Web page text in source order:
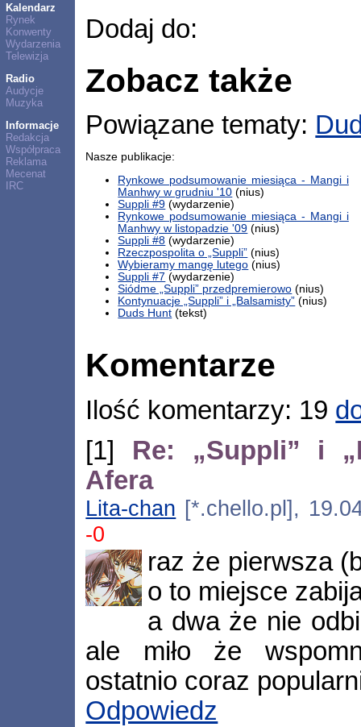
Kalendarz
Rynek
Konwenty
Wydarzenia
Telewizja
Radio
Audycje
Muzyka
Informacje
Redakcja
Współpraca
Reklama
Mecenat
IRC
Dodaj do:
Zobacz także
Powiązane tematy:
Nasze publikacje:
Rynkowe podsumowanie miesiąca - Mangi i
Manhwy w grudniu '10 (nius)
Suppli #9 (wydarzenie)
Rynkowe podsumowanie miesiąca - Mangi i
Manhwy w listopadzie '09 (nius)
Suppli #8 (wydarzenie)
Rzeczpospolita o „Suppli” (nius)
Wybieramy mangę lutego (nius)
Suppli #7 (wydarzenie)
Siódme „Suppli” przedpremierowo (nius)
Kontynuacje „Suppli” i „Balsamisty” (nius)
Duds Hunt (tekst)
Komentarze
Ilość komentarzy: 19
[1] Re: „Suppli” i
Afera
Lita-chan [*.chello.pl],
-0
raz że pierwsza
o to miejsce
a dwa że nie
ale miło że
ostatnio coraz
Odpowiedz